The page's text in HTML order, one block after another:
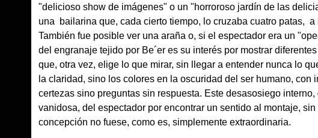
"delicioso show de imágenes" o un "horroroso jardín de las
una bailarina que, cada cierto tiempo, lo cruzaba cuatro patas,
También fue posible ver una araña o, si el espectador era un
del engranaje tejido por Be´er es su interés por mostrar
que, otra vez, elige lo que mirar, sin llegar a entender nunca lo
la claridad, sino los colores en la oscuridad del ser humano,
certezas sino preguntas sin respuesta. Este desasosiego
vanidosa, del espectador por encontrar un sentido al montaje,
concepción no fuese, como es, simplemente extraordinaria.